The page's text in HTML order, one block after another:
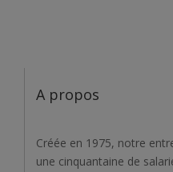
A propos
Créée en 1975, notre
une cinquantaine de